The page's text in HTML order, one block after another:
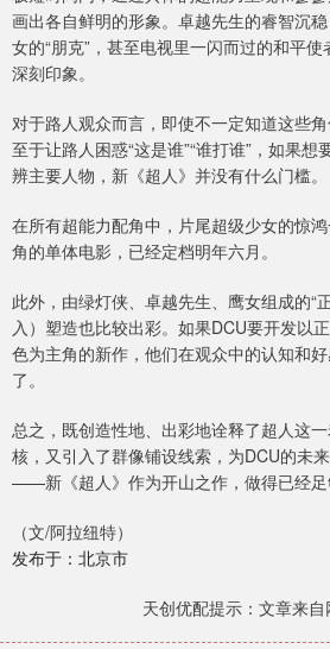
画出各自鲜明的形象。卓越先生的睿智沉
女的“朋克”，甚至电视里一闪而过的和平使
深刻印象。
对于路人观众而言，即使不一定知道这些
至于让路人困惑“这是谁”“谁打谁”，如果
辨主要人物，新《超人》并没有什么门槛。
在所有超能力配角中，片尾超级少女的惊
角的单体电影，已经定档明年六月。
此外，由绿灯侠、卓越先生、鹰女组成的“
入）塑造也比较出彩。如果DCU要开发以
色为主角的新作，他们在观众中的认知和
了。
总之，既创造性地、出彩地诠释了超人这
核，又引入了群像铺设线索，为DCU的未
——新《超人》作为开山之作，做得已经足
（文/阿拉纽特）
发布于：北京市
天创优配提示：文章来自